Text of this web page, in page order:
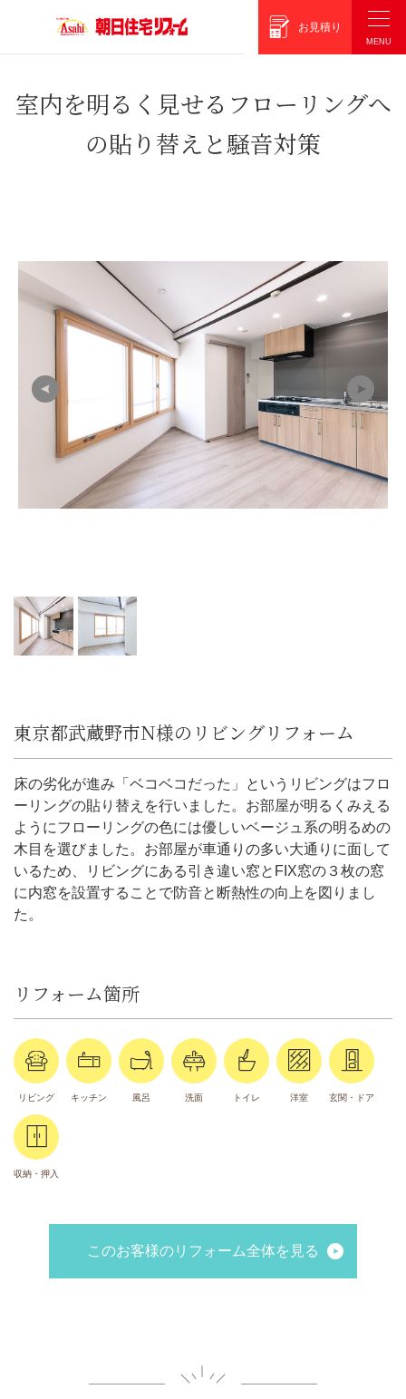
お見積り
室内を明るく見せるフローリングへ
の貼り替えと騒音対策
東京都武蔵野市N様のリビングリフォーム
床の劣化が進み「ベコベコだった」というリビングはフロ
ーリングの貼り替えを行いました。お部屋が明るくみえる
ようにフローリングの色には優しいベージュ系の明るめの
木目を選びました。お部屋が車通りの多い大通りに面して
いるため、リビングにある引き違い窓とFIX窓の３枚の窓
に内窓を設置することで防音と断熱性の向上を図りまし
た。
リフォーム箇所
リビング キッチン 風呂 洗面 トイレ 洋室 玄関・ドア
収納・押入
このお客様のリフォーム全体を見る